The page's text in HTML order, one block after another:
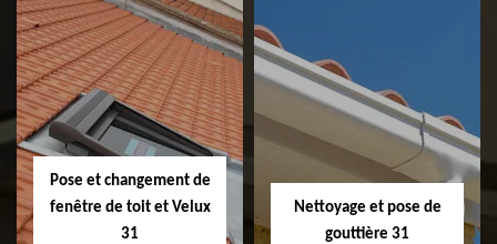
Couvreur 31
Etanchéité de
faitage et faitière
31
Pose et changement de
fenêtre de toit et Velux
31
Nettoyage et pose de
gouttière 31